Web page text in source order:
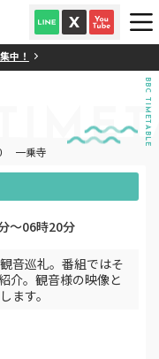
！
BBC TIMETABLE
一乗寺
〜06時20分
音巡礼。番組ではそ
介。観音様の映像と
ます。